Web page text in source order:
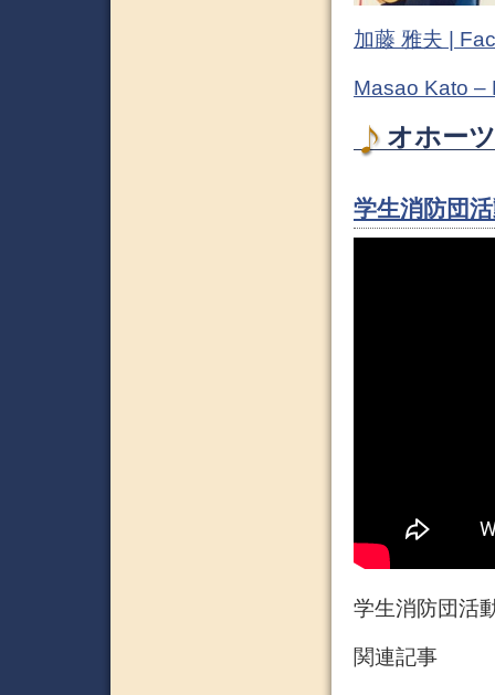
加藤 雅夫 |
Masao Kato –
オホー
学生消防団
学生消防団活
関連記事